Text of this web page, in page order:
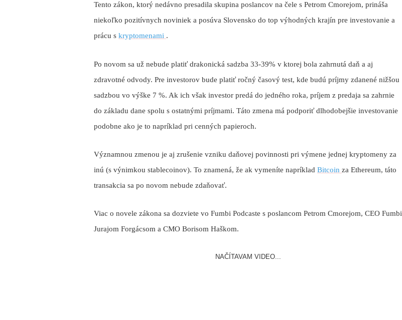
Tento zákon, ktorý nedávno presadila skupina poslancov na čele s Petrom Cmorejom, prináša
niekoľko pozitívnych noviniek a posúva Slovensko do top výhodných krajín pre investovanie a
prácu s kryptomenami .
Po novom sa už nebude platiť drakonická sadzba 33-39% v ktorej bola zahrnutá daň a aj
zdravotné odvody. Pre investorov bude platiť ročný časový test, kde budú príjmy zdanené nižšou
sadzbou vo výške 7 %. Ak ich však investor predá do jedného roka, príjem z predaja sa zahrnie
do základu dane spolu s ostatnými príjmami. Táto zmena má podporiť dlhodobejšie investovanie
podobne ako je to napríklad pri cenných papieroch.
Významnou zmenou je aj zrušenie vzniku daňovej povinnosti pri výmene jednej kryptomeny za
inú (s výnimkou stablecoinov). To znamená, že ak vymeníte napríklad Bitcoin za Ethereum, táto
transakcia sa po novom nebude zdaňovať.
Viac o novele zákona sa dozviete vo Fumbi Podcaste s poslancom Petrom Cmorejom, CEO Fumbi
Jurajom Forgácsom a CMO Borisom Haškom.
NAČÍTAVAM VIDEO...